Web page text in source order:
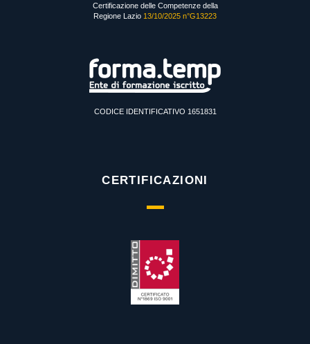
Certificazione delle Competenze della
Regione Lazio 13/10/2025 n°G13223
CODICE IDENTIFICATIVO 1651831
CERTIFICAZIONI